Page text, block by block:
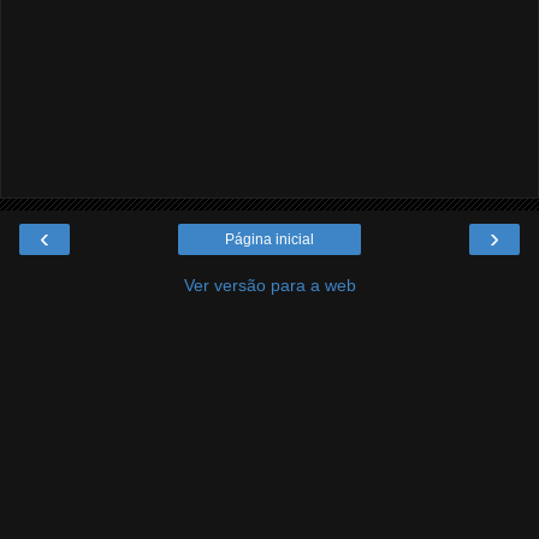
‹ ›
Página inicial
Ver versão para a web